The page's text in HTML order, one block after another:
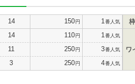
14 150円 1 番人気
14 110円 1 番人気
11 250円 3番人気
3 250円 4番人気
ワ